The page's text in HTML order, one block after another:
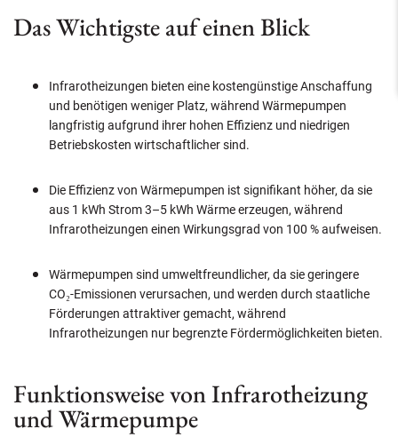
Das Wichtigste auf einen Blick
Infrarotheizungen bieten eine kostengünstige Anschaffung
und benötigen weniger Platz, während Wärmepumpen
langfristig aufgrund ihrer hohen Effizienz und niedrigen
Betriebskosten wirtschaftlicher sind.
Die Effizienz von Wärmepumpen ist signifikant höher, da sie
aus 1 kWh Strom 3–5 kWh Wärme erzeugen, während
Infrarotheizungen einen Wirkungsgrad von 100 % aufweisen.
Wärmepumpen sind umweltfreundlicher, da sie geringere
CO₂-Emissionen verursachen, und werden durch staatliche
Förderungen attraktiver gemacht, während
Infrarotheizungen nur begrenzte Fördermöglichkeiten bieten.
Funktionsweise von Infrarotheizung
und Wärmepumpe